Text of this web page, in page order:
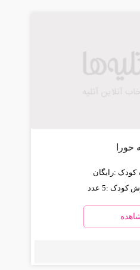
حورا
کودک :رایگان
کودک :5 عدد